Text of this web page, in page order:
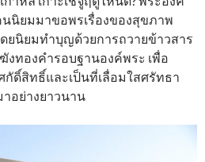
นิยมมาขอพรเรื่องของสุขภาพ
ยนิยมทำบุญด้วยการถวายข้าวสาร
งทองคำรอบฐานองค์พระ เพื่อ
ดิ์สิทธิ์และเป็นที่เลื่อมใสศรัทธา
าอย่างยาวนาน